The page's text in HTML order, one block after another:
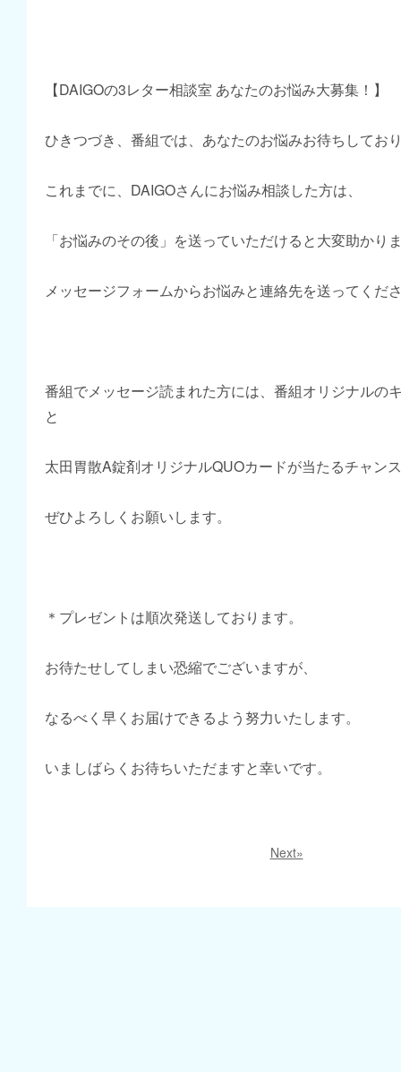
【DAIGOの3レター相談室 あなたのお悩み大募集！】
ひきつづき、番組では、あなたのお悩みお待ちしてお
これまでに、DAIGOさんにお悩み相談した方は、
「お悩みのその後」を送っていただけると大変助かり
メッセージフォームからお悩みと連絡先を送ってくだ
番組でメッセージ読まれた方には、番組オリジナルの
と
太田胃散A錠剤オリジナルQUOカードが当たるチャン
ぜひよろしくお願いします。
＊プレゼントは順次発送しております。
お待たせしてしまい恐縮でございますが、
なるべく早くお届けできるよう努力いたします。
いましばらくお待ちいただますと幸いです。
Next»